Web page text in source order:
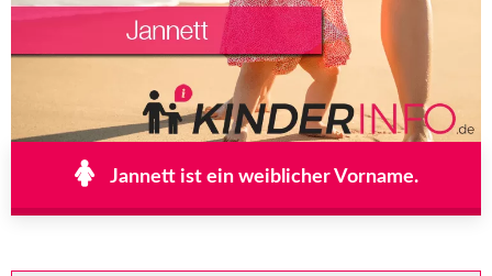
Jannett ist ein weiblicher Vorname.